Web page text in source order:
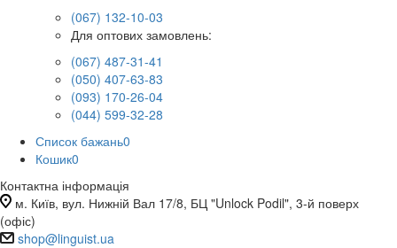
(067) 132-10-03
Для оптових замовлень:
(067) 487-31-41
(050) 407-63-83
(093) 170-26-04
(044) 599-32-28
Список бажань0
Кошик0
Контактна інформація
м. Київ, вул. Нижній Вал 17/8, БЦ "Unlock Podil", 3-й поверх
(офіс)
shop@linguist.ua